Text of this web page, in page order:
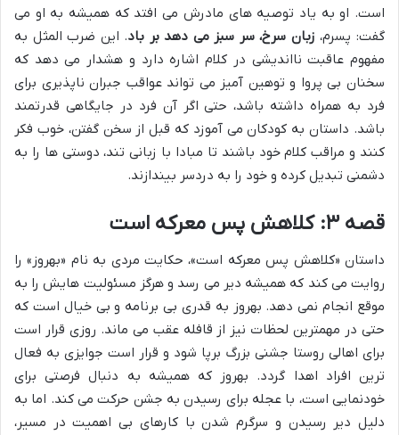
است. او به یاد توصیه های مادرش می افتد که همیشه به او می
گفت: پسرم، زبان سرخ، سر سبز می دهد بر باد. این ضرب المثل به
مفهوم عاقبت نااندیشی در کلام اشاره دارد و هشدار می دهد که
سخنان بی پروا و توهین آمیز می تواند عواقب جبران ناپذیری برای
فرد به همراه داشته باشد، حتی اگر آن فرد در جایگاهی قدرتمند
باشد. داستان به کودکان می آموزد که قبل از سخن گفتن، خوب فکر
کنند و مراقب کلام خود باشند تا مبادا با زبانی تند، دوستی ها را به
دشمنی تبدیل کرده و خود را به دردسر بیندازند.
قصه ۳: کلاهش پس معرکه است
داستان «کلاهش پس معرکه است»، حکایت مردی به نام «بهروز» را
روایت می کند که همیشه دیر می رسد و هرگز مسئولیت هایش را به
موقع انجام نمی دهد. بهروز به قدری بی برنامه و بی خیال است که
حتی در مهمترین لحظات نیز از قافله عقب می ماند. روزی قرار است
برای اهالی روستا جشنی بزرگ برپا شود و قرار است جوایزی به فعال
ترین افراد اهدا گردد. بهروز که همیشه به دنبال فرصتی برای
خودنمایی است، با عجله برای رسیدن به جشن حرکت می کند. اما به
دلیل دیر رسیدن و سرگرم شدن با کارهای بی اهمیت در مسیر،